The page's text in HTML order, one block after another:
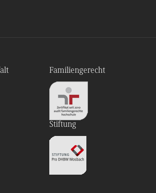
Familiengerecht
Stiftung